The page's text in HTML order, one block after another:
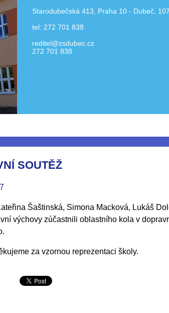
Starodubečská 413, Praha 10 - Dubeč,
tel: 272 701 838
reditel@zsdubec.cz
272 701 838
SOUTĚŽ
Šaštinská, Simona Macková, Lukáš
výchovy zúčastnili oblastního kola v
za vzornou reprezentaci školy.